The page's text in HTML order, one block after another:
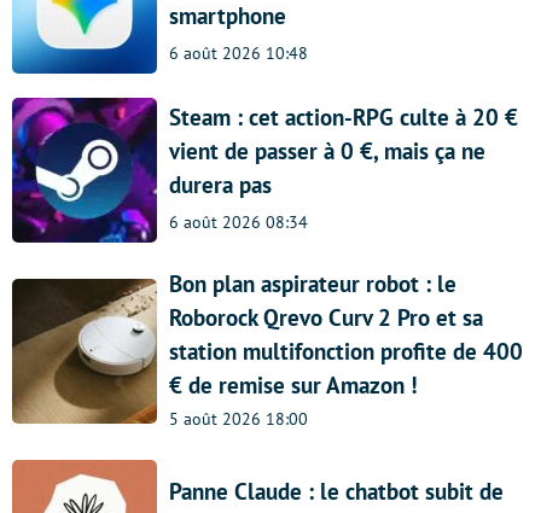
smartphone
6 août 2026 10:48
Steam : cet action-RPG culte à 20 €
vient de passer à 0 €, mais ça ne
durera pas
6 août 2026 08:34
Bon plan aspirateur robot : le
Roborock Qrevo Curv 2 Pro et sa
station multifonction profite de 400
€ de remise sur Amazon !
5 août 2026 18:00
Panne Claude : le chatbot subit de